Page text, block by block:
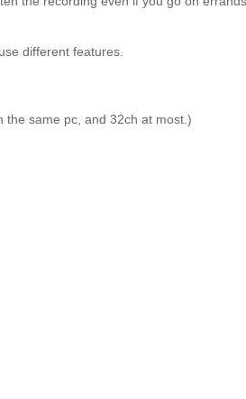
different features.
the same pc, and 32ch at most.)